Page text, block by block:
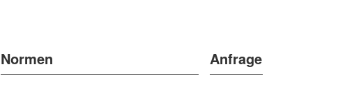
Normen Anfrage